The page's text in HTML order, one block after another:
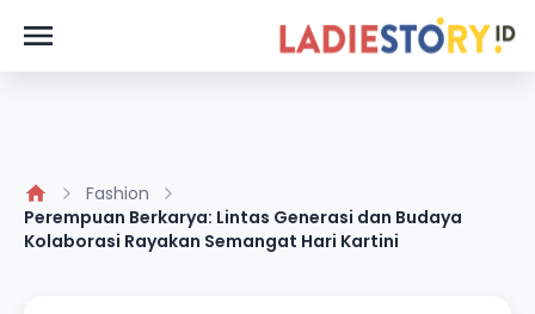
Fashion
Perempuan Berkarya: Lintas Generasi dan Budaya
Kolaborasi Rayakan Semangat Hari Kartini